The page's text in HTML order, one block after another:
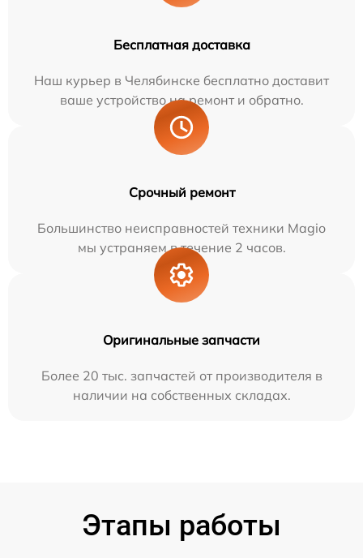
Бесплатная доставка
Наш курьер в Челябинске бесплатно доставит
ваше устройство на ремонт и обратно.
Срочный ремонт
Большинство неисправностей техники Magio
мы устраняем в течение 2 часов.
Оригинальные запчасти
Более 20 тыс. запчастей от производителя в
наличии на собственных складах.
Этапы работы